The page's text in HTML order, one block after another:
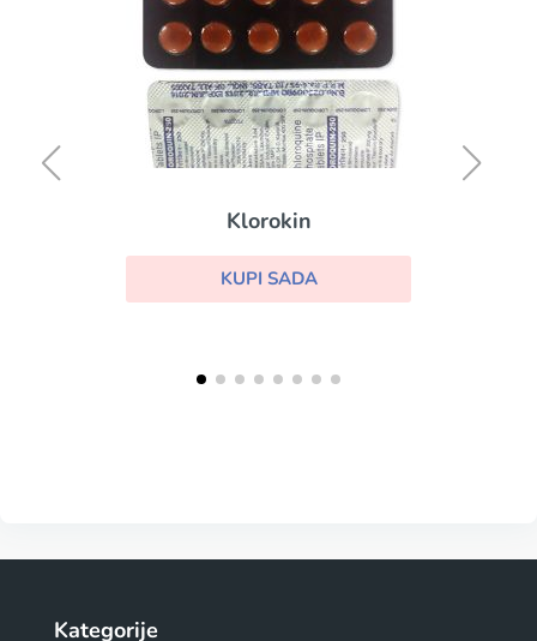
Klorokin
KUPI SADA
Kategorije